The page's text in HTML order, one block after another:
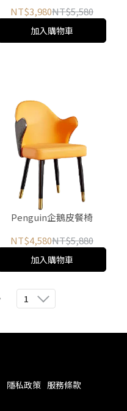
NT$3,980NT$5,580
加入購物車
Penguin企鵝皮餐椅
NT$4,580NT$5,880
加入購物車
1
隱私政策 服務條款